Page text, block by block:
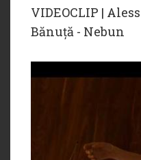
VIDEOCLIP |
Bănuță - Nebun